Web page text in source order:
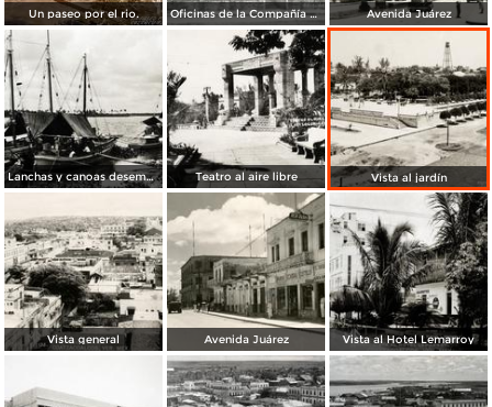
Un paseo por el rio. Oficinas de la Compañía El Águila Avenida Juárez
Lanchas y canoas desembarcando Teatro al aire libre Vista al jardín
Vista general Avenida Juárez Vista al Hotel Lemarroy